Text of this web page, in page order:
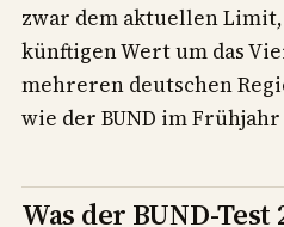
zwar dem aktuellen
künftigen Wert um das
mehreren deutschen
wie der BUND im
Was der BUND-Test